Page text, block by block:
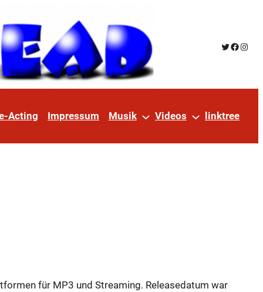
Twitter
Acting Impressum Musik Videos linktree
für MP3 und Streaming. Releasedatum war